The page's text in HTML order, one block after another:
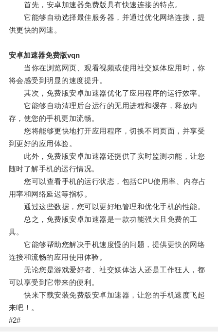
首先，安卓加速器免费版具有快速连接的特点。
它能够自动选择最佳服务器，并通过优化网络连接，提
供更快的网速。
安卓加速器免费版vqn
当你在浏览网页、观看视频或使用社交媒体应用时，你
将会感受到明显的速度提升。
其次，免费版安卓加速器优化了应用程序的运行效率。
它能够自动清理后台运行的无用进程和缓存，释放内
存，使您的手机更加流畅。
您将能够更快地打开应用程序，切换不同页面，并享受
到更好的应用体验。
此外，免费版安卓加速器还提供了实时监测功能，让您
随时了解手机的运行情况。
您可以查看手机的运行状态，包括CPU使用率、内存占
用率和网络延迟等指标。
通过这些数据，您可以更好地管理和优化手机的性能。
总之，免费版安卓加速器是一款功能强大且免费的工
具。
它能够帮助您解决手机速度慢的问题，提供更快的网络
连接和流畅的应用使用体验。
无论您是游戏爱好者、社交媒体达人还是工作狂人，都
可以享受到它带来的便利。
快来下载安装免费版安卓加速器，让您的手机速度飞起
来吧！。
#2#